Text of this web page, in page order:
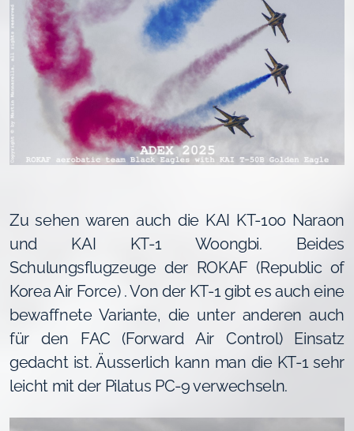
Zu sehen waren auch die KAI KT-100 Naraon
und KAI KT-1 Woongbi. Beides
Schulungsflugzeuge der ROKAF (Republic of
Korea Air Force) . Von der KT-1 gibt es auch eine
bewaffnete Variante, die unter anderen auch
für den FAC (Forward Air Control) Einsatz
gedacht ist. Äusserlich kann man die KT-1 sehr
leicht mit der Pilatus PC-9 verwechseln.